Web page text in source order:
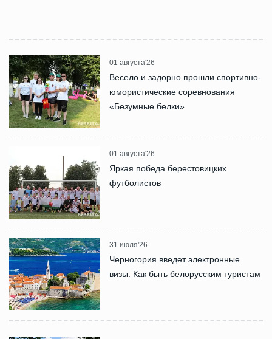
01 августа'26
Весело и задорно прошли спортивно-
юмористические соревнования
«Безумные белки»
01 августа'26
Яркая победа берестовицких
футболистов
31 июля'26
Черногория введет электронные
визы. Как быть белорусским туристам